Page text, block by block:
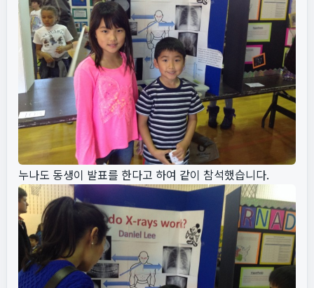
누나도 동생이 발표를 한다고 하여 같이 참석했습니다.